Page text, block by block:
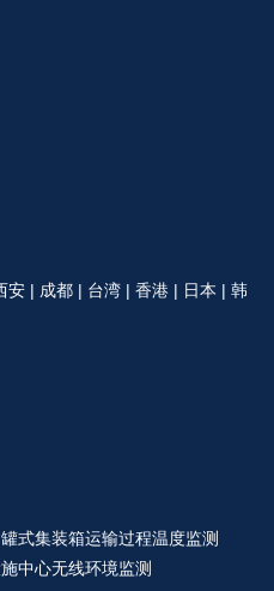
安 | 成都 | 台湾 | 香港 | 日本 | 韩
罐式集装箱运输过程温度监测
中心无线环境监测